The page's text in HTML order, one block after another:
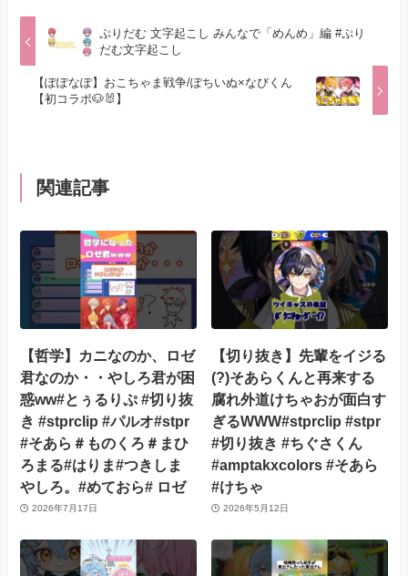
ぷりだむ 文字起こし みんなで「めんめ」編 #ぷり
だむ文字起こし
【ぽぽなぽ】おこちゃま戦争/ぽちいぬ×なぴくん
【初コラボ🐶🐰】
関連記事
【哲学】カニなのか、ロゼ
君なのか・・やしろ君が困
惑ww#とぅるりぷ #切り抜
き #stprclip #パルオ#stpr
#そあら＃ものくろ＃まひ
ろまる#はりま#つきしま
やしろ。#めておら# ロゼ
2026年7月17日
【切り抜き】先輩をイジる
(?)そあらくんと再来する
腐れ外道けちゃおが面白す
ぎるWWW#stprclip #stpr
#切り抜き #ちぐさくん
#amptakxcolors #そあら
#けちゃ
2026年5月12日